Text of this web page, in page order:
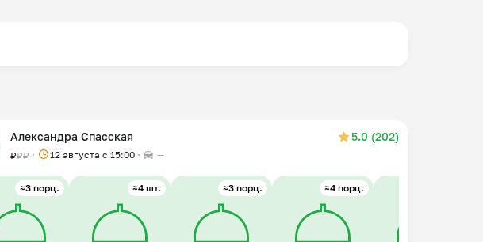
Александра Спасская 5.0 (202)
₽₽₽ 12 августа с 15:00 —
≈3 порц. ≈4 шт. ≈3 порц. ≈4 порц.